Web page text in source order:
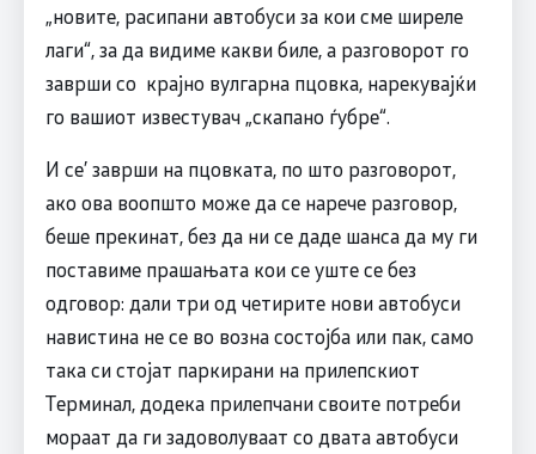
„новите, расипани автобуси за кои сме ширеле
лаги“, за да видиме какви биле, а разговорот го
заврши со крајно вулгарна пцовка, нарекувајќи
го вашиот известувач „скапано ѓубре“.
И се’ заврши на пцовката, по што разговорот,
ако ова воопшто може да се нарече разговор,
беше прекинат, без да ни се даде шанса да му ги
поставиме прашањата кои се уште се без
одговор: дали три од четирите нови автобуси
навистина не се во возна состојба или пак, само
така си стојат паркирани на прилепскиот
Терминал, додека прилепчани своите потреби
мораат да ги задоволуваат со двата автобуси